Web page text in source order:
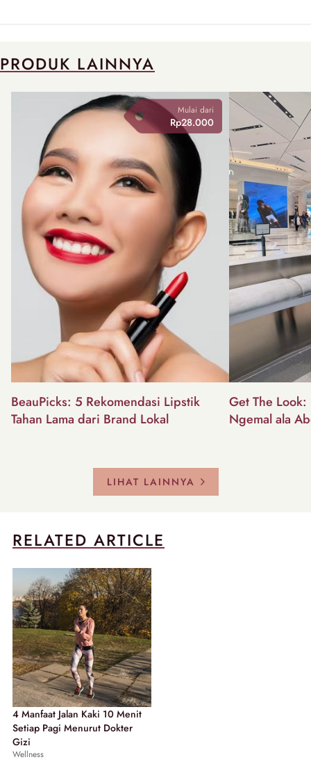
PRODUK LAINNYA
Mulai dari
Rp28.000
BeauPicks: 5 Rekomendasi Lipstik
Tahan Lama dari Brand Lokal
Get The
Ngemal ala
LIHAT LAINNYA
RELATED ARTICLE
4 Manfaat Jalan Kaki 10 Menit
Setiap Pagi Menurut Dokter
Gizi
Wellness